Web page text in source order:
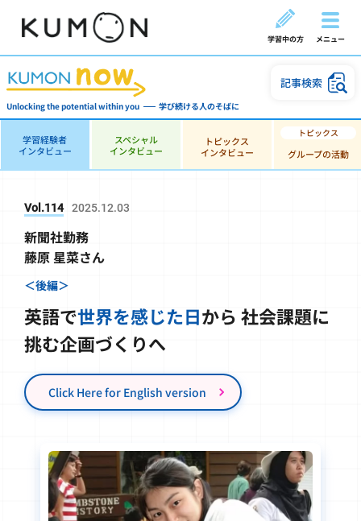
学習中の方 メニュー
Unlocking the potential within you 学び続ける人のそばに
記事検索
学習経験者
インタビュー
スペシャル
インタビュー
トピックス
インタビュー
グループの活動
Vol.114 2025.12.03
新聞社勤務
藤原 星菜さん
＜後編＞
英語で世界を感じた日から 社会課題に
挑む企画づくりへ